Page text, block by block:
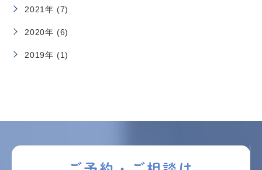
2021年 (7)
2020年 (6)
2019年 (1)